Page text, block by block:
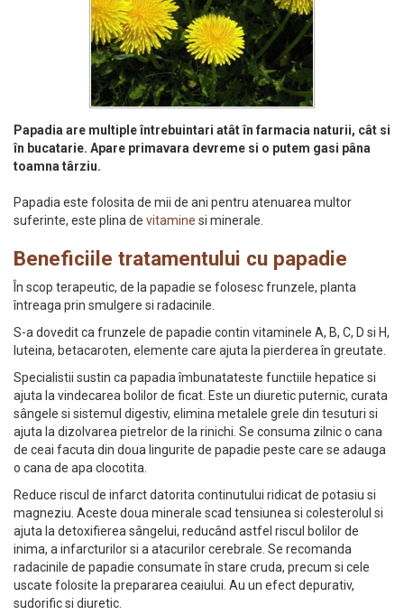
Papadia are multiple întrebuintari atât în farmacia naturii, cât si
în bucatarie. Apare primavara devreme si o putem gasi pâna
toamna târziu.
Papadia este folosita de mii de ani pentru atenuarea multor
suferinte, este plina de vitamine si minerale.
Beneficiile tratamentului cu papadie
În scop terapeutic, de la papadie se folosesc frunzele, planta
întreaga prin smulgere si radacinile.
S-a dovedit ca frunzele de papadie contin vitaminele A, B, C, D si H,
luteina, betacaroten, elemente care ajuta la pierderea în greutate.
Specialistii sustin ca papadia îmbunatateste functiile hepatice si
ajuta la vindecarea bolilor de ficat. Este un diuretic puternic, curata
sângele si sistemul digestiv, elimina metalele grele din tesuturi si
ajuta la dizolvarea pietrelor de la rinichi. Se consuma zilnic o cana
de ceai facuta din doua lingurite de papadie peste care se adauga
o cana de apa clocotita.
Reduce riscul de infarct datorita continutului ridicat de potasiu si
magneziu. Aceste doua minerale scad tensiunea si colesterolul si
ajuta la detoxifierea sângelui, reducând astfel riscul bolilor de
inima, a infarcturilor si a atacurilor cerebrale. Se recomanda
radacinile de papadie consumate în stare cruda, precum si cele
uscate folosite la prepararea ceaiului. Au un efect depurativ,
sudorific si diuretic.